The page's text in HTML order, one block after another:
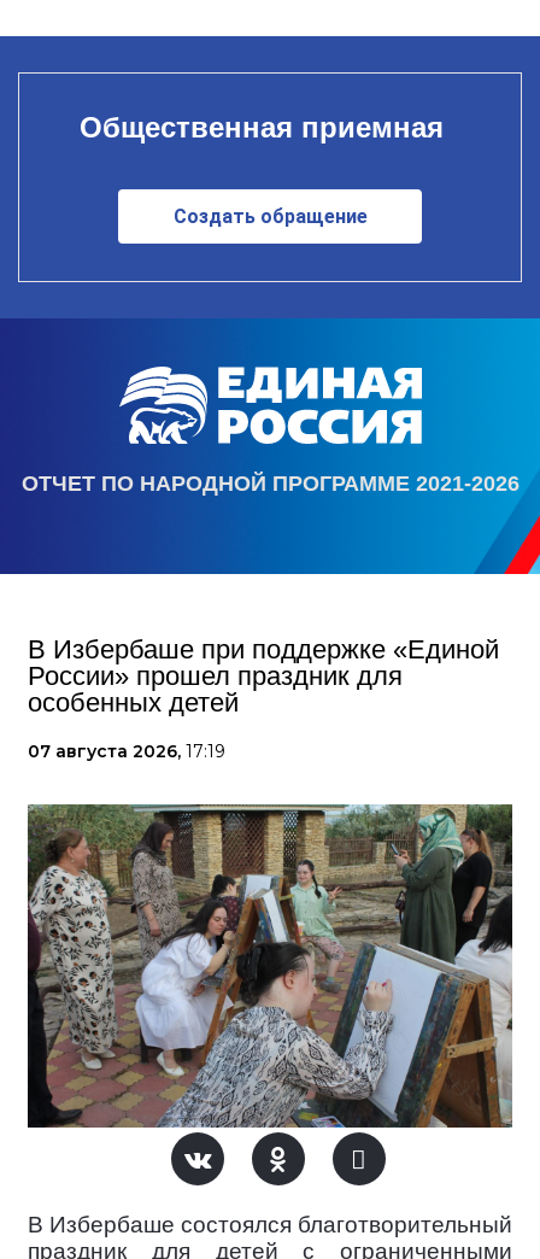
Общественная приемная
Создать обращение
ОТЧЕТ ПО НАРОДНОЙ ПРОГРАММЕ 2021-2026
В Избербаше при поддержке «Единой
России» прошел праздник для
особенных детей
07 августа 2026, 17:19
В Избербаше состоялся благотворительный
праздник для детей с ограниченными